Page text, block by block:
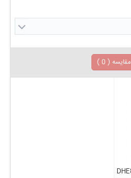
مقایسه ( 0
)